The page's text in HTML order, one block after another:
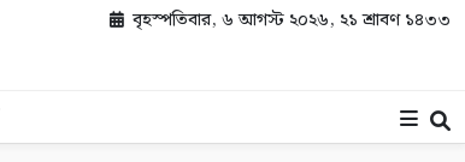
বৃহস্পতিবার, ৬ আগস্ট ২০২৬, ২১ শ্রাবণ ১৪৩৩